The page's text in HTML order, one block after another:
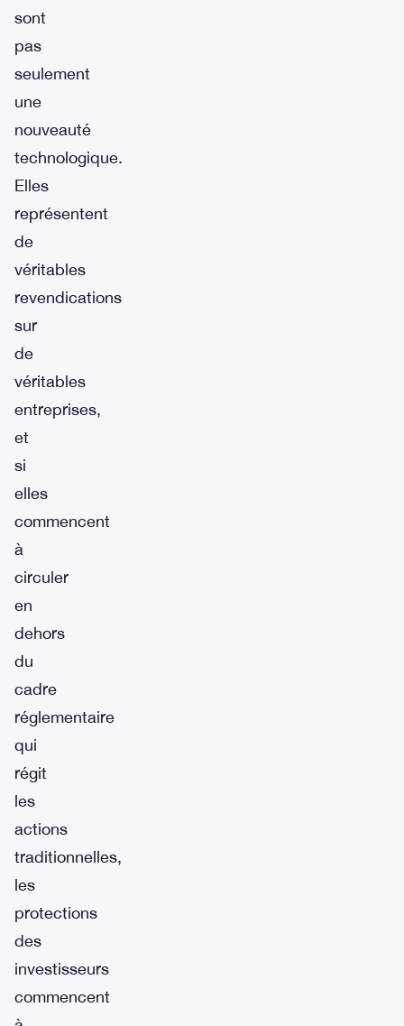
sont
pas
seulement
une
nouveauté
technologique.
Elles
représentent
de
véritables
revendications
sur
de
véritables
entreprises,
et
si
elles
commencent
à
circuler
en
dehors
du
cadre
réglementaire
qui
régit
les
actions
traditionnelles,
les
protections
des
investisseurs
commencent